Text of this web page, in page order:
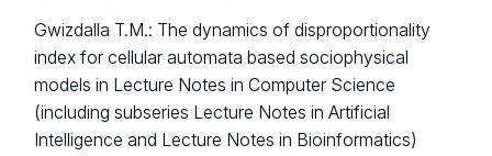
Gwizdalla T.M.: The dynamics of disproportionality
index for cellular automata based sociophysical
models in Lecture Notes in Computer Science
(including subseries Lecture Notes in Artificial
Intelligence and Lecture Notes in Bioinformatics)